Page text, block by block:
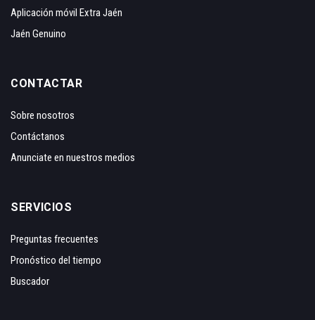
Aplicación móvil Extra Jaén
Jaén Genuino
CONTACTAR
Sobre nosotros
Contáctanos
Anunciate en nuestros medios
SERVICIOS
Preguntas frecuentes
Pronóstico del tiempo
Buscador